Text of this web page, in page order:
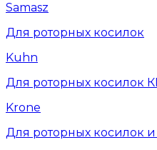
Samasz
Для роторных косилок
Kuhn
Для роторных косилок
Krone
Для роторных косилок